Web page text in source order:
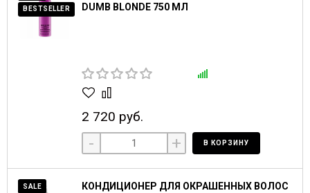
BESTSELLER
DUMB BLONDE 750 МЛ
2 720 руб.
- + В КОРЗИНУ
SALE
КОНДИЦИОНЕР ДЛЯ ОКРАШЕННЫХ ВОЛОС